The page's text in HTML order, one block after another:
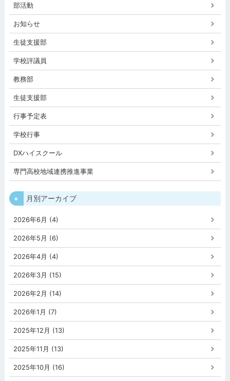
部活動
お知らせ
生徒支援部
学校評議員
教務部
生徒支援部
行事予定表
学校行事
DXハイスクール
専門高校地域連携推進事業
月別アーカイブ
2026年6月 (4)
2026年5月 (6)
2026年4月 (4)
2026年3月 (15)
2026年2月 (14)
2026年1月 (7)
2025年12月 (13)
2025年11月 (13)
2025年10月 (16)